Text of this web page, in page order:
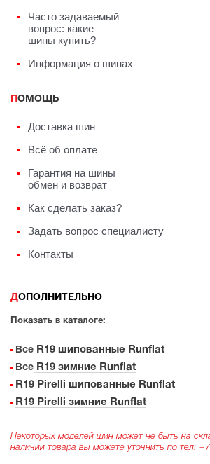
Часто задаваемый
вопрос: какие
шины купить?
Информация о шинах
ПОМОЩЬ
Доставка шин
Всё об оплате
Гарантия на шины
обмен и возврат
Как сделать заказ?
Задать вопрос специалисту
Контакты
ДОПОЛНИТЕЛЬНО
Показать в каталоге:
Все R19 шипованные Runflat
Все R19 зимние Runflat
R19 Pirelli шипованные Runflat
R19 Pirelli зимние Runflat
Некоторых моделей шин может не быть на
наличии товара вы можете уточнить по тел: